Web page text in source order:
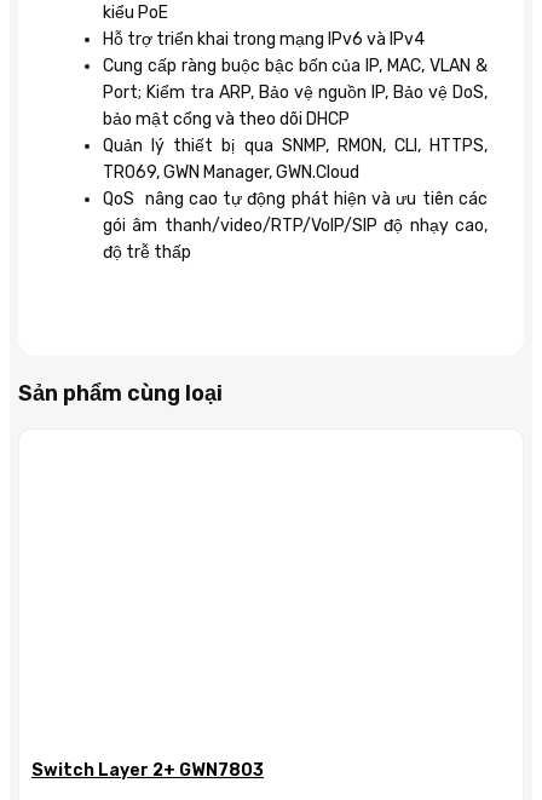
kiểu PoE
Hỗ trợ triển khai trong mạng IPv6 và IPv4
Cung cấp ràng buộc bậc bốn của IP, MAC, VLAN &
Port; Kiểm tra ARP, Bảo vệ nguồn IP, Bảo vệ DoS,
bảo mật cổng và theo dõi DHCP
Quản lý thiết bị qua SNMP, RMON, CLI, HTTPS,
TR069, GWN Manager, GWN.Cloud
QoS nâng cao tự động phát hiện và ưu tiên các
gói âm thanh/video/RTP/VoIP/SIP độ nhạy cao,
độ trễ thấp
Sản phẩm cùng loại
Switch Layer 2+ GWN7803